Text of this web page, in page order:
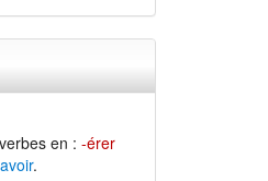
en : -érer
.